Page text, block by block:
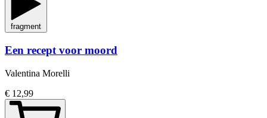
fragment
Een recept voor moord
Valentina Morelli
€ 12,99